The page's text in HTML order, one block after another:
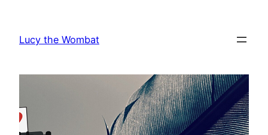
contenuto
Lucy the Wombat